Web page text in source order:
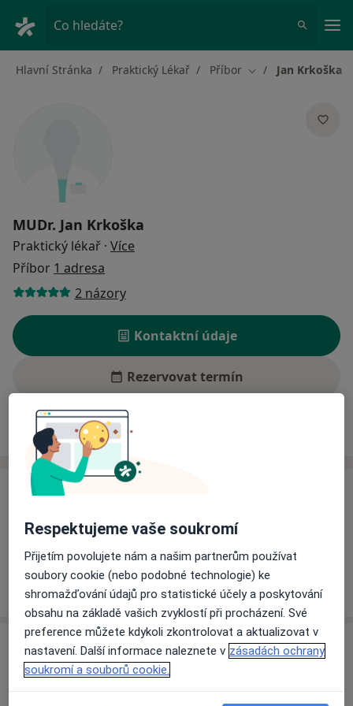
Co hledáte?
Hlavní Stránka Praktický Lékař Příbor Změna města
Jan Krkoška
MUDr. Jan Krkoška
Praktický lékař · Více
Příbor 1 adresa
2 názory
Kontaktní údaje
Rezervovat termín
Ceník Adresy
Ceník
Informace o službách a cenách nejsou k dispozici
svých službách.
Adresa
Respektujeme vaše soukromí
Přijetím povolujete nám a našim partnerům používat
soubory cookie (nebo podobné technologie) ke
shromažďování údajů pro statistické účely a poskytování
obsahu na základě vašich zvyklostí při procházení. Své
preference můžete kdykoli zkontrolovat a aktualizovat v
nastavení. Další informace naleznete v zásadách ochrany
soukromí a souborů cookie.